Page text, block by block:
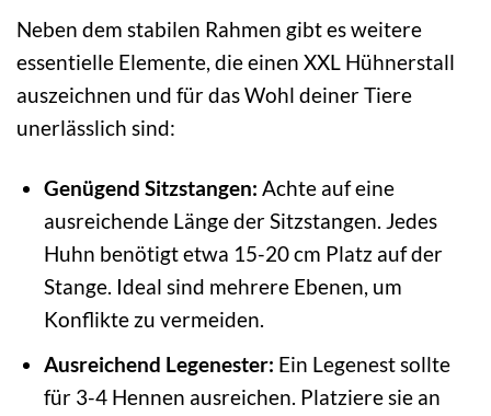
Neben dem stabilen Rahmen gibt es weitere
essentielle Elemente, die einen XXL Hühnerstall
auszeichnen und für das Wohl deiner Tiere
unerlässlich sind:
Genügend Sitzstangen: Achte auf eine
ausreichende Länge der Sitzstangen. Jedes
Huhn benötigt etwa 15-20 cm Platz auf der
Stange. Ideal sind mehrere Ebenen, um
Konflikte zu vermeiden.
Ausreichend Legenester: Ein Legenest sollte
für 3-4 Hennen ausreichen. Platziere sie an